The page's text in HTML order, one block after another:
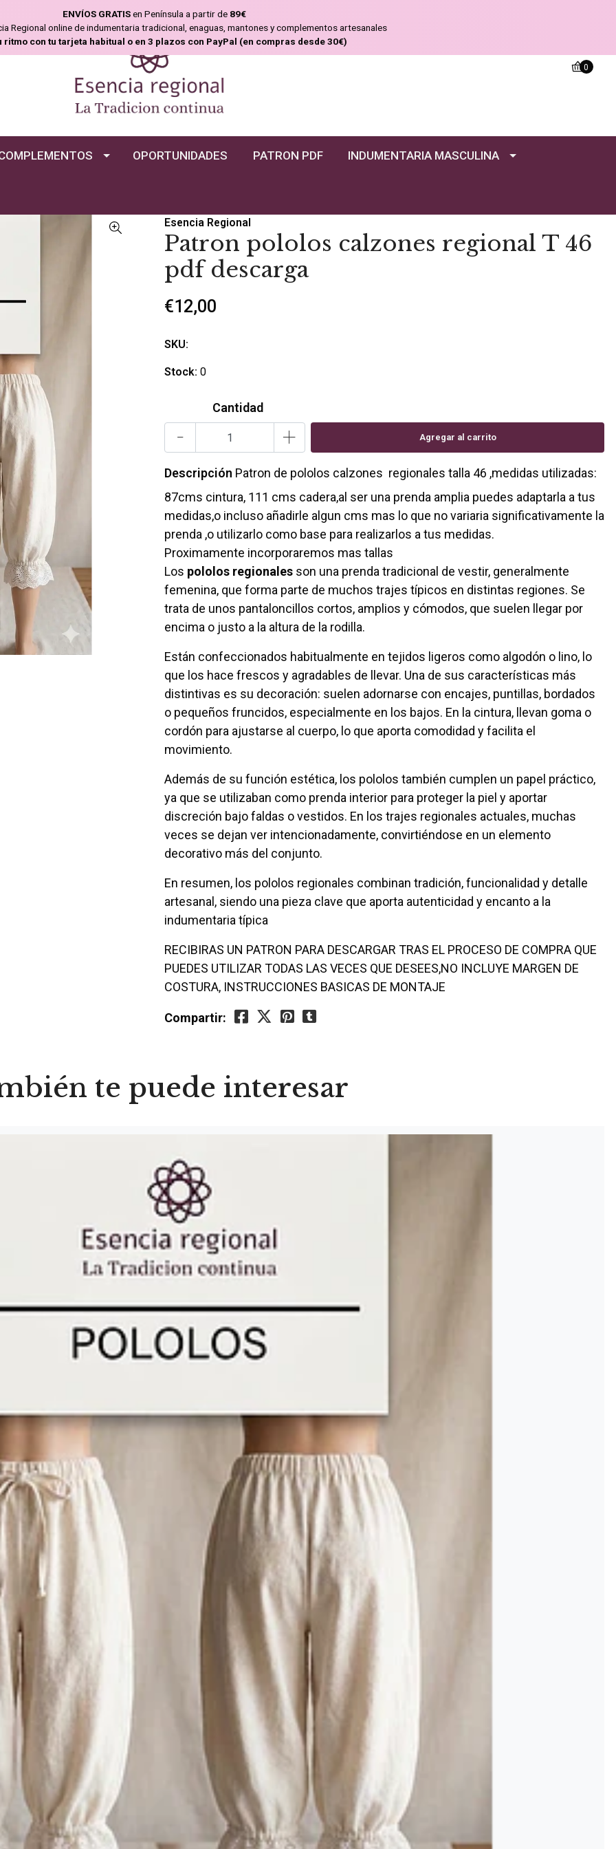
ENVÍOS GRATISen Península a partir de 89€
Regional online de indumentaria tradicional, enaguas, mantones y complementos artesanales
ritmo con tu tarjeta habitual o en 3 plazos con PayPal (en compras desde 30€)
0
OPORTUNIDADES PATRON PDF INDUMENTARIA MASCULINA
Esencia Regional
Patron pololos calzones regional T 46
pdf descarga
€12,00
SKU:
Stock: 0
Cantidad
- +
Descripción Patron de pololos calzones regionales talla 46 ,medidas utilizadas:
87cms cintura, 111 cms cadera,al ser una prenda amplia puedes adaptarla a tus
medidas,o incluso añadirle algun cms mas lo que no variaria significativamente la
prenda ,o utilizarlo como base para realizarlos a tus medidas.
Proximamente incorporaremos mas tallas
Los pololos regionales son una prenda tradicional de vestir, generalmente
femenina, que forma parte de muchos trajes típicos en distintas regiones. Se
trata de unos pantaloncillos cortos, amplios y cómodos, que suelen llegar por
encima o justo a la altura de la rodilla.
Están confeccionados habitualmente en tejidos ligeros como algodón o lino, lo
que los hace frescos y agradables de llevar. Una de sus características más
distintivas es su decoración: suelen adornarse con encajes, puntillas, bordados
o pequeños fruncidos, especialmente en los bajos. En la cintura, llevan goma o
cordón para ajustarse al cuerpo, lo que aporta comodidad y facilita el
movimiento.
Además de su función estética, los pololos también cumplen un papel práctico,
ya que se utilizaban como prenda interior para proteger la piel y aportar
discreción bajo faldas o vestidos. En los trajes regionales actuales, muchas
veces se dejan ver intencionadamente, convirtiéndose en un elemento
decorativo más del conjunto.
En resumen, los pololos regionales combinan tradición, funcionalidad y detalle
artesanal, siendo una pieza clave que aporta autenticidad y encanto a la
indumentaria típica
RECIBIRAS UN PATRON PARA DESCARGAR TRAS EL PROCESO DE COMPRA QUE
PUEDES UTILIZAR TODAS LAS VECES QUE DESEES,NO INCLUYE MARGEN DE
COSTURA, INSTRUCCIONES BASICAS DE MONTAJE
Compartir:
te puede interesar